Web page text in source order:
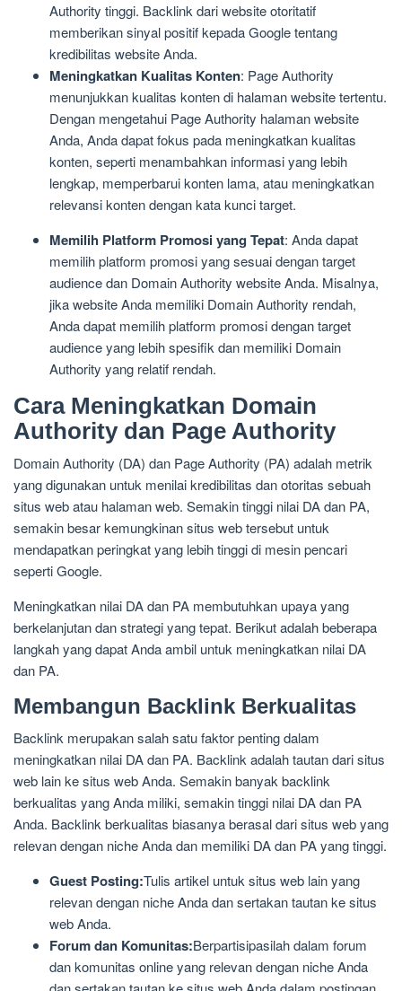
Authority tinggi. Backlink dari website otoritatif
memberikan sinyal positif kepada Google tentang
kredibilitas website Anda.
Meningkatkan Kualitas Konten: Page Authority
menunjukkan kualitas konten di halaman website tertentu.
Dengan mengetahui Page Authority halaman website
Anda, Anda dapat fokus pada meningkatkan kualitas
konten, seperti menambahkan informasi yang lebih
lengkap, memperbarui konten lama, atau meningkatkan
relevansi konten dengan kata kunci target.
Memilih Platform Promosi yang Tepat: Anda dapat
memilih platform promosi yang sesuai dengan target
audience dan Domain Authority website Anda. Misalnya,
jika website Anda memiliki Domain Authority rendah,
Anda dapat memilih platform promosi dengan target
audience yang lebih spesifik dan memiliki Domain
Authority yang relatif rendah.
Cara Meningkatkan Domain
Authority dan Page Authority
Domain Authority (DA) dan Page Authority (PA) adalah metrik
yang digunakan untuk menilai kredibilitas dan otoritas sebuah
situs web atau halaman web. Semakin tinggi nilai DA dan PA,
semakin besar kemungkinan situs web tersebut untuk
mendapatkan peringkat yang lebih tinggi di mesin pencari
seperti Google.
Meningkatkan nilai DA dan PA membutuhkan upaya yang
berkelanjutan dan strategi yang tepat. Berikut adalah beberapa
langkah yang dapat Anda ambil untuk meningkatkan nilai DA
dan PA.
Membangun Backlink Berkualitas
Backlink merupakan salah satu faktor penting dalam
meningkatkan nilai DA dan PA. Backlink adalah tautan dari situs
web lain ke situs web Anda. Semakin banyak backlink
berkualitas yang Anda miliki, semakin tinggi nilai DA dan PA
Anda. Backlink berkualitas biasanya berasal dari situs web yang
relevan dengan niche Anda dan memiliki DA dan PA yang tinggi.
Guest Posting:Tulis artikel untuk situs web lain yang
relevan dengan niche Anda dan sertakan tautan ke situs
web Anda.
Forum dan Komunitas:Berpartisipasilah dalam forum
dan komunitas online yang relevan dengan niche Anda